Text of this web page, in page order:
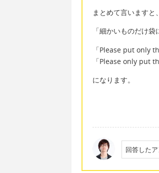
まとめて言いますと、
「細かいものだけ
「Please put only
「Please only put
になります。
回答した